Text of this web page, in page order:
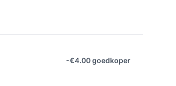
-€4.00 goedkoper